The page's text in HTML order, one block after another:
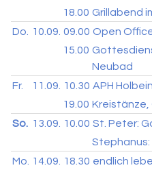
18.00 Grillabend
Do.
10.09. 09.00 Open
15.00
Neubad
Fr.
11.09. 10.30 APH
19.00 Kreistänze,
So. 13.09. 10.00 St. Peter:
Mo.
14.09. 18.30 endlich